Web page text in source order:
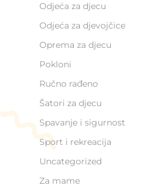
Odjeća za djecu
Odjeća za djevojčice
Oprema za djecu
Pokloni
Ručno rađeno
Šatori za djecu
Spavanje i sigurnost
Sport i rekreacija
Uncategorized
Za mame